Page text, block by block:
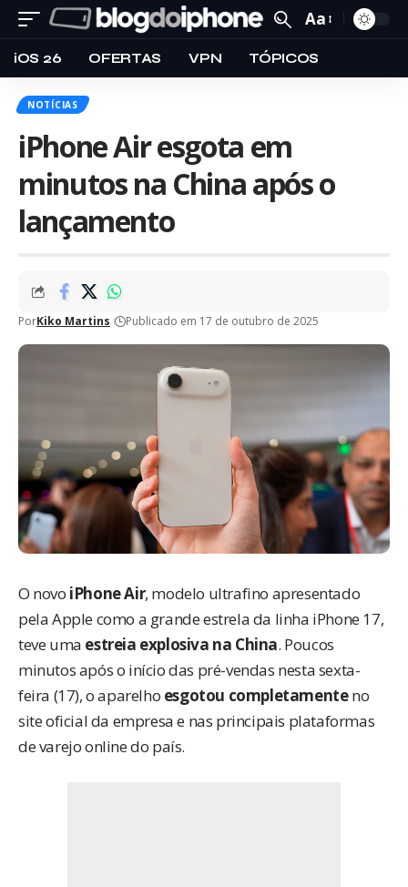
Aa
iOS 26 OFERTAS VPN TÓPICOS
NOTÍCIAS
iPhone Air esgota em
minutos na China após o
lançamento
PorKiko Martins Publicado em 17 de outubro de 2025
O novo iPhone Air, modelo ultrafino apresentado
pela Apple como a grande estrela da linha iPhone 17,
teve uma estreia explosiva na China. Poucos
minutos após o início das pré-vendas nesta sexta-
feira (17), o aparelho esgotou completamenteno
site oficial da empresa e nas principais plataformas
de varejo online do país.